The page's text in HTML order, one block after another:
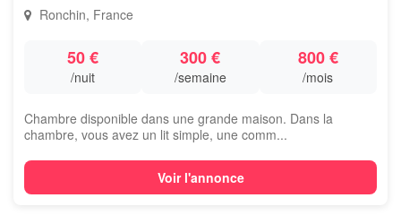
Ronchin, France
50 €
/nuit
300 €
/semaine
800 €
/mois
Chambre disponible dans une grande maison. Dans la
chambre, vous avez un lit simple, une comm...
Voir l'annonce